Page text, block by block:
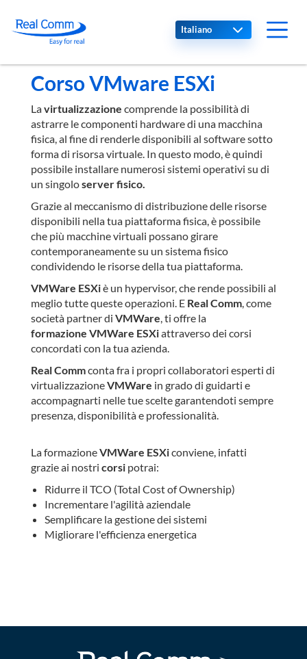
Select your language
Corso VMware ESXi
Lavirtualizzazione comprende la possibilità di
astrarre le componenti hardware di una macchina
fisica, al fine di renderle disponibili al software sotto
forma di risorsa virtuale. In questo modo, è quindi
possibile installare numerosi sistemi operativi su di
un singoloserver fisico.
Grazie al meccanismo di distribuzione delle risorse
disponibili nella tua piattaforma fisica, è possibile
che più macchine virtuali possano girare
contemporaneamente su un sistema fisico
condividendo le risorse della tua piattaforma.
VMWare ESXiè un hypervisor, che rende possibili al
meglio tutte queste operazioni. E Real Comm, come
società partner di VMWare, ti offre la
formazione VMWare ESXiattraverso dei corsi
concordati con la tua azienda.
Real Commconta fra i propri collaboratori esperti di
virtualizzazioneVMWare in grado di guidarti e
accompagnarti nelle tue scelte garantendoti sempre
presenza, disponibilità e professionalità.
La formazioneVMWare ESXiconviene, infatti
grazie ai nostri corsipotrai:
Ridurre il TCO (Total Cost of Ownership)
Incrementare l'agilità aziendale
Semplificare la gestione dei sistemi
Migliorare l'efficienza energetica